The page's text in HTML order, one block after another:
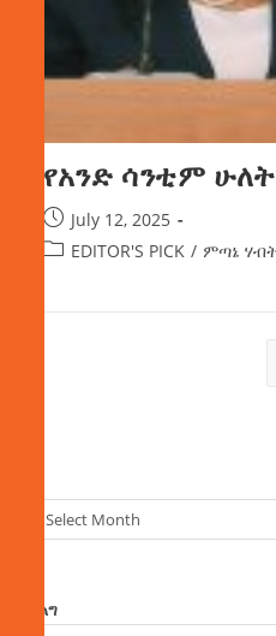
የአንድ ሳንቲም
July 12, 2025
EDITOR'S PICK / ምጣኔ
Select Month
ፈልግ